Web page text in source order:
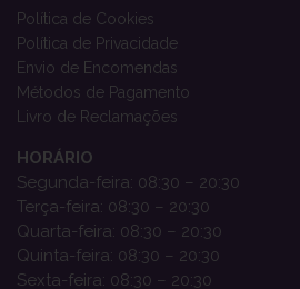
Política de Cookies
Política de Privacidade
Envio de Encomendas
Métodos de Pagamento
Livro de Reclamações
HORÁRIO
Segunda-feira: 08:30 – 20:30
Terça-feira: 08:30 – 20:30
Quarta-feira: 08:30 – 20:30
Quinta-feira: 08:30 – 20:30
Sexta-feira: 08:30 – 20:30